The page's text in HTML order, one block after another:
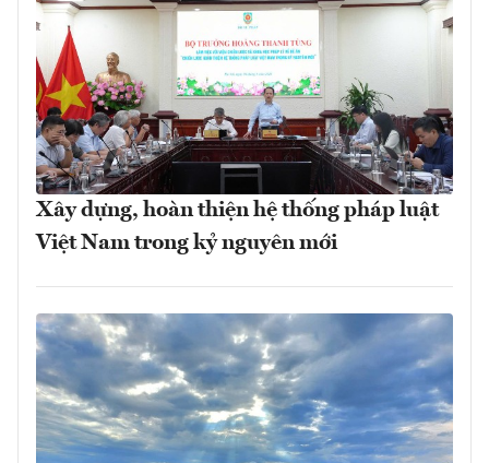
Xây dựng, hoàn thiện hệ thống pháp luật
Việt Nam trong kỷ nguyên mới